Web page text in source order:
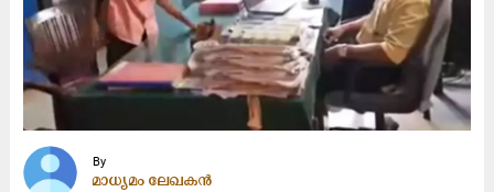
By
മാധ്യമം ലേഖകൻ